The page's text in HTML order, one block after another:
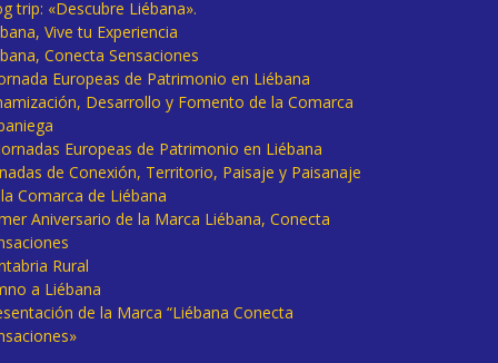
trip: «Descubre Liébana».
Vive tu Experiencia
Conecta Sensaciones
Europeas de Patrimonio en Liébana
Desarrollo y Fomento de la Comarca
Europeas de Patrimonio en Liébana
de Conexión, Territorio, Paisaje y Paisanaje
Comarca de Liébana
Aniversario de la Marca Liébana, Conecta
Rural
a Liébana
de la Marca “Liébana Conecta